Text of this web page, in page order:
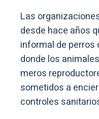
Las
desde hace años
informal de perros
donde los
meros
sometidos a
controles